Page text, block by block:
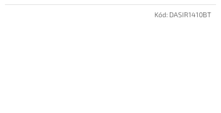
Kód: DASIR1410BT